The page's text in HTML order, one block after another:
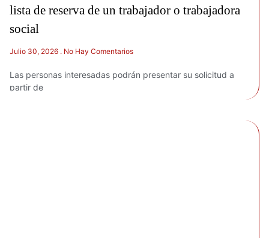
lista de reserva de un trabajador o trabajadora
social
Julio 30, 2026 No Hay Comentarios
Las personas interesadas podrán presentar su solicitud a
partir de